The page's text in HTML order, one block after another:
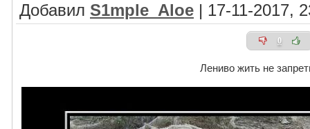
Добавил S1mple_Aloe | 17-11-2017,
0
Лениво жить не